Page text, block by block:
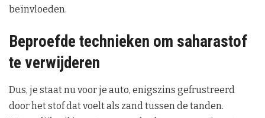
beïnvloeden.
Beproefde technieken om saharastof
te verwijderen
Dus, je staat nu voor je auto, enigszins gefrustreerd
door het stof dat voelt als zand tussen de tanden.